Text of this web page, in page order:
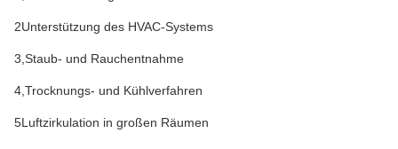
2Unterstützung des HVAC-Systems
3,Staub- und Rauchentnahme
4,Trocknungs- und Kühlverfahren
5Luftzirkulation in großen Räumen